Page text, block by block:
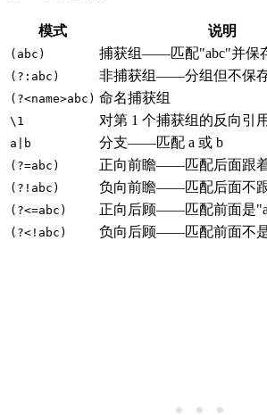
模式 说明
(abc) 捕获组——匹配"abc"并保
(?:abc) 非捕获组——分组但不保
(?<name>abc) 命名捕获组
\1 对第 1 个捕获组的反向引用
a|b 分支——匹配 a 或 b
(?=abc) 正向前瞻——匹配后面跟
(?!abc) 负向前瞻——匹配后面不
(?<=abc) 正向后顾——匹配前面是
(?<!abc) 负向后顾——匹配前面不